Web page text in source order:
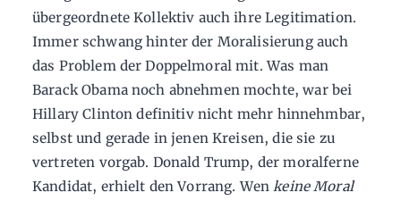
übergeordnete Kollektiv auch ihre Legitimation.
Immer schwang hinter der Moralisierung auch
das Problem der Doppelmoral mit. Was man
Barack Obama noch abnehmen mochte, war bei
Hillary Clinton definitiv nicht mehr hinnehmbar,
selbst und gerade in jenen Kreisen, die sie zu
vertreten vorgab. Donald Trump, der moralferne
Kandidat, erhielt den Vorrang. Wenkeine Moral